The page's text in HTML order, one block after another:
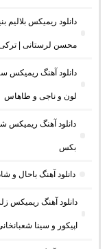
دانلود ریمیکس
محسن لرستانی |
دانلود آهنگ
لون و ناجی و طاهاس
دانلود آهنگ ریمیکس
بکس
دانلود آهنگ باحال و
اپیکور و سینا